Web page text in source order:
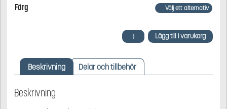
2
Färg
Mjuk
packväska
Lägg till i varukorg
Beskrivning Delar och tillbehör
Beskrivning